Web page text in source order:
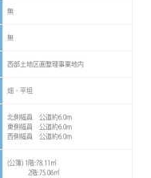
無
無
西部土地区画整理事業地内
畑・平坦
北側幅員 公道約6.0m
東側幅員 公道約6.0m
西側幅員 公道約6.0m
(公簿) 1階:78.11㎡
2階:75.06㎡